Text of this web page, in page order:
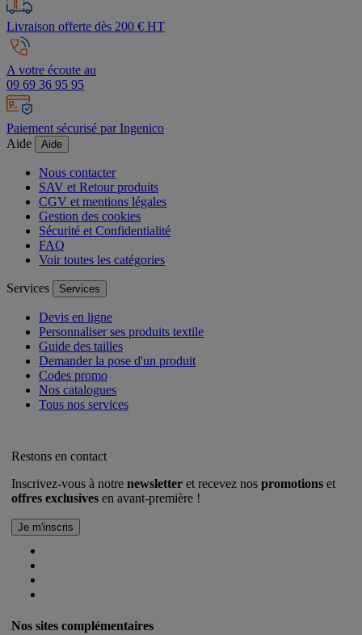
Livraison offerte dès 200 € HT
A votre écoute au
09 69 36 95 95
Paiement sécurisé par Ingenico
Aide
Aide
Nous contacter
SAV et Retour produits
CGV et mentions légales
Gestion des cookies
Sécurité et Confidentialité
FAQ
Voir toutes les catégories
Services Services
Devis en ligne
Personnaliser ses produits textile
Guide des tailles
Demander la pose d'un produit
Codes promo
Nos catalogues
Tous nos services
Restons en contact
Inscrivez-vous à notre newsletter et recevez nos promotions et
offres exclusives en avant-première !
Nos sites complémentaires